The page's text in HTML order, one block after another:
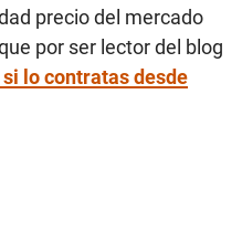
precio del mercado
por ser lector del blog
si lo contratas desde